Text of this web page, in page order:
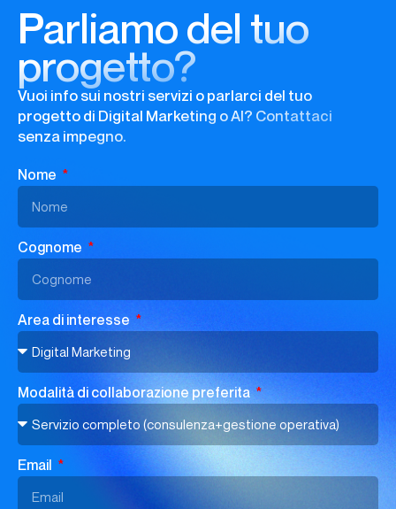
Parliamo del tuo
progetto?
Vuoi info sui nostri servizi o parlarci del tuo
progetto di Digital Marketing o AI? Contattaci
senza impegno.
Nome
Cognome
Area di interesse
Modalità di collaborazione preferita
Email